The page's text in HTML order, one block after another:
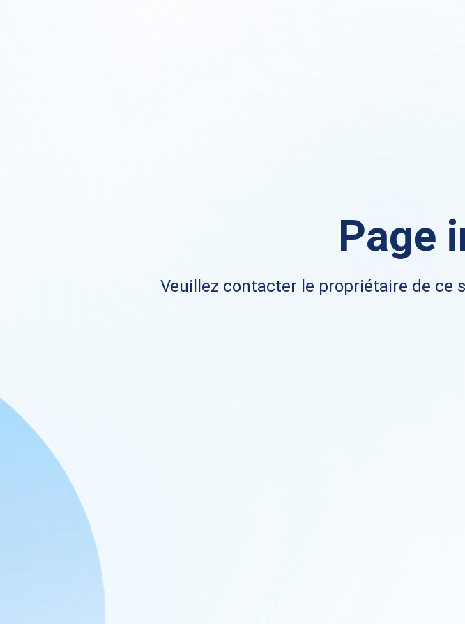
Page
Veuillez contacter le propriétaire de ce